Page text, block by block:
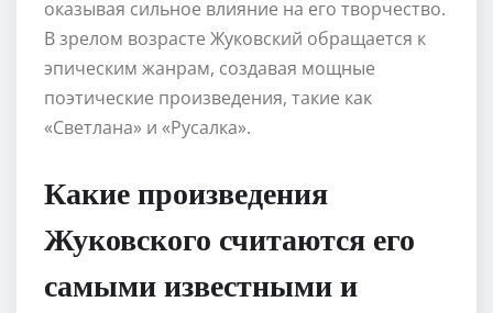
оказывая сильное влияние на его творчество.
В зрелом возрасте Жуковский обращается к
эпическим жанрам, создавая мощные
поэтические произведения, такие как
«Светлана» и «Русалка».
Какие произведения
Жуковского считаются его
самыми известными и